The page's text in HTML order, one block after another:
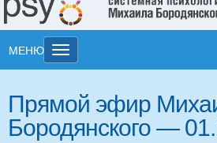
Toggle
navigation
МЕНЮ
Прямой эфир
Бородянского —